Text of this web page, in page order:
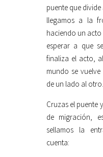
puente que
llegamos a la
haciendo un
esperar a que
finaliza el acto,
mundo se
de un lado al otro.
Cruzas el puente
de migración,
sellamos la
cuenta: